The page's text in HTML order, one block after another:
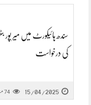
سندھ ہائیکورٹ میں میر پور
کی درخواست
15/04/2025
74